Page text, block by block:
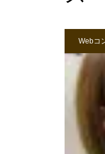
Webコ